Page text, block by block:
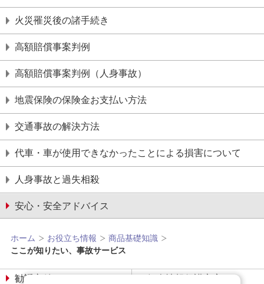
火災罹災後の諸手続き
高額賠償事案判例
高額賠償事案判例（人身事故）
地震保険の保険金お支払い方法
交通事故の解決方法
代車・車が使用できなかったことによる損害について
人身事故と過失相殺
安心・安全アドバイス
ホーム お役立ち情報
商品基礎知識
ここが知りたい、事故サービス
勧誘方針